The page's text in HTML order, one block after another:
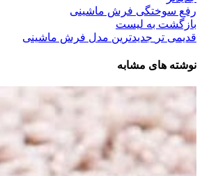
رفع سوختگی فرش ماشینی
بازگشت به لیست
قدیمی تر جدیدترین مدل فرش ماشینی
نوشته های مشابه